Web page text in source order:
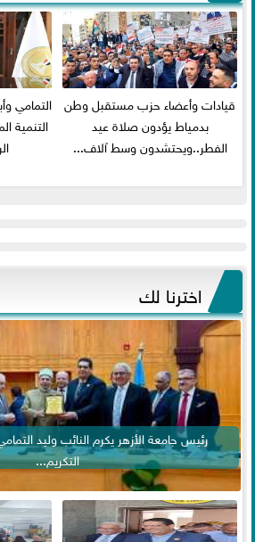
قيادات وأعضاء حزب مستقبل وطن
بدمياط يؤدون صلاة عيد
الفطر..ويحتشدون وسط آلاف...
التمامي
التنمية
اخترنا لك
رئيس جامعة الأزهر يكرم النائب وليد
التكريم...